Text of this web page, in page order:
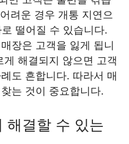
려운 경우 개통 지연으
떨어질 수 있습니다.
장은 고객을 잃게 됩니
해결되지 않으면 고객
도 흔합니다. 따라서 매
는 것이 중요합니다.
해결할 수 있는